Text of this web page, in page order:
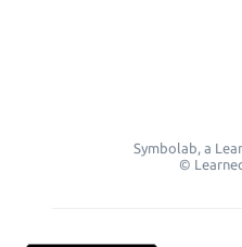
Symbolab, a
©